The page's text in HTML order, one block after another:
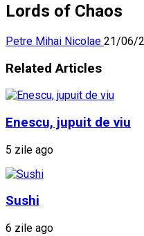
Lords of Chaos
Petre Mihai Nicolae 21/06/
Related Articles
Enescu, jupuit de viu
5 zile ago
Sushi
6 zile ago